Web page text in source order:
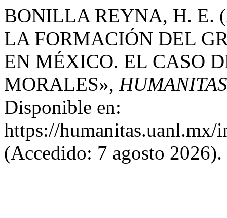
BONILLA REYNA, H. E.
LA FORMACIÓN DEL
EN MÉXICO. EL CASO
MORALES»,
Disponible en:
https://
(Accedido: 7 agosto 2026).